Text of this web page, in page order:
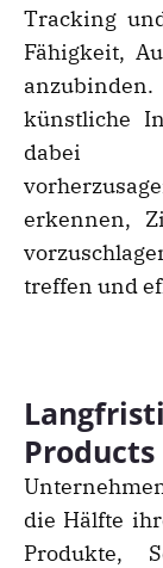
Tracking
Fähigkeit,
künstliche
dabei
erkennen,
treffen und
Products
die Hälfte
Produkte,